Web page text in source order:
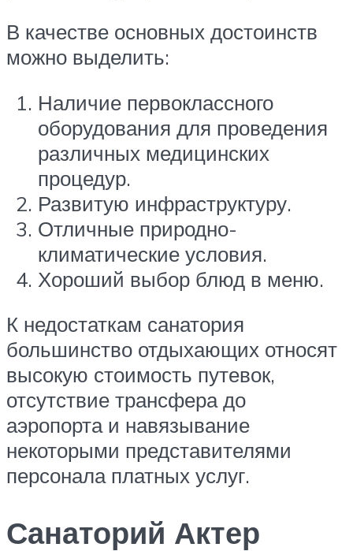
В качестве основных достоинств
можно выделить:
Наличие первоклассного
оборудования для проведения
различных медицинских
процедур.
Развитую инфраструктуру.
Отличные природно-
климатические условия.
Хороший выбор блюд в меню.
К недостаткам санатория
большинство отдыхающих относят
высокую стоимость путевок,
отсутствие трансфера до
аэропорта и навязывание
некоторыми представителями
персонала платных услуг.
Санаторий Актер